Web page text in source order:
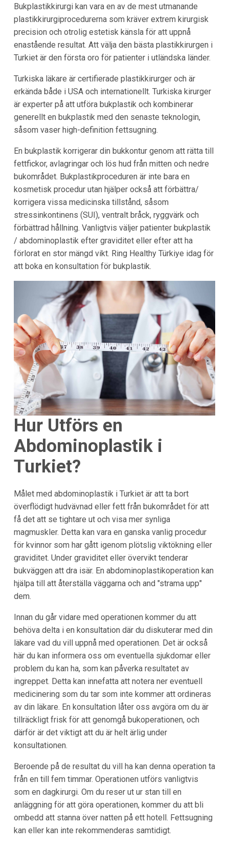
Bukplastikkirurgi kan vara en av de mest utmanande
plastikkirurgiprocedurerna som kräver extrem kirurgisk
precision och otrolig estetisk känsla för att uppnå
enastående resultat. Att välja den bästa plastikkirurgen i
Turkiet är den första oro för patienter i utländska länder.
Turkiska läkare är certifierade plastikkirurger och är
erkända både i USA och internationellt. Turkiska kirurger
är experter på att utföra bukplastik och kombinerar
generellt en bukplastik med den senaste teknologin,
såsom vaser high-definition fettsugning.
En bukplastik korrigerar din bukkontur genom att rätta till
fettfickor, avlagringar och lös hud från mitten och nedre
bukområdet. Bukplastikproceduren är inte bara en
kosmetisk procedur utan hjälper också att förbättra/
korrigera vissa medicinska tillstånd, såsom
stressinkontinens (SUI), ventralt bråck, ryggvärk och
förbättrad hållning. Vanligtvis väljer patienter bukplastik
/ abdominoplastik efter graviditet eller efter att ha
förlorat en stor mängd vikt. Ring Healthy Türkiye idag för
att boka en konsultation för bukplastik.
Hur Utförs en
Abdominoplastik i
Turkiet?
Målet med abdominoplastik i Turkiet är att ta bort
överflödigt hudvävnad eller fett från bukområdet för att
få det att se tightare ut och visa mer synliga
magmuskler. Detta kan vara en ganska vanlig procedur
för kvinnor som har gått igenom plötslig viktökning eller
graviditet. Under graviditet eller övervikt tenderar
bukväggen att dra isär. En abdominoplastikoperation kan
hjälpa till att återställa väggarna och and "strama upp"
dem.
Innan du går vidare med operationen kommer du att
behöva delta i en konsultation där du diskuterar med din
läkare vad du vill uppnå med operationen. Det är också
här du kan informera oss om eventuella sjukdomar eller
problem du kan ha, som kan påverka resultatet av
ingreppet. Detta kan innefatta att notera ner eventuell
medicinering som du tar som inte kommer att ordineras
av din läkare. En konsultation låter oss avgöra om du är
tillräckligt frisk för att genomgå bukoperationen, och
därför är det viktigt att du är helt ärlig under
konsultationen.
Beroende på de resultat du vill ha kan denna operation ta
från en till fem timmar. Operationen utförs vanligtvis
som en dagkirurgi. Om du reser ut ur stan till en
anläggning för att göra operationen, kommer du att bli
ombedd att stanna över natten på ett hotell. Fettsugning
kan eller kan inte rekommenderas samtidigt.